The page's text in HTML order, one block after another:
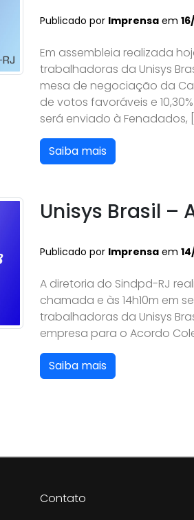
Publicado por Imprensa em
Em assembleia realizada
trabalhadoras da Unisys
mesa de negociação da
de votos favoráveis e
será enviado à Fenadados,
Saiba mais
Unisys Brasil –
Publicado por Imprensa em
A diretoria do Sindpd-RJ
chamada e às 14h10m em
trabalhadoras da Unisys
empresa para o Acordo
Saiba mais
Contato